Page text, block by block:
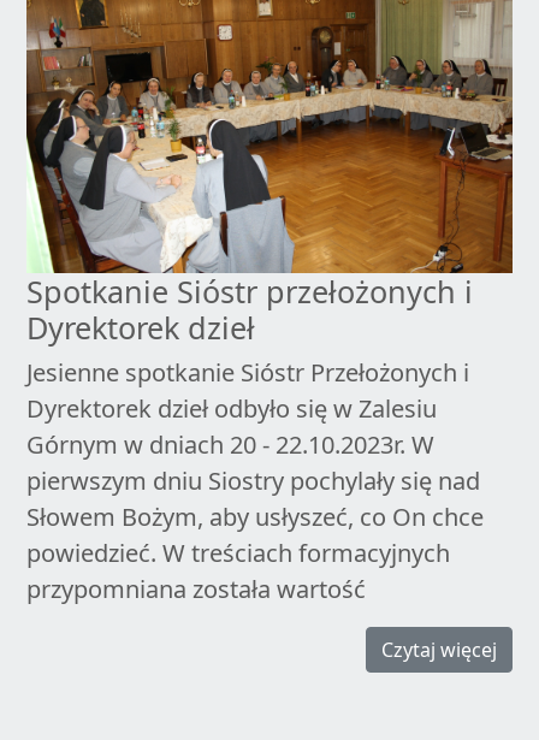
Spotkanie Sióstr przełożonych i
Dyrektorek dzieł
Jesienne spotkanie Sióstr Przełożonych i
Dyrektorek dzieł odbyło się w Zalesiu
Górnym w dniach 20 - 22.10.2023r. W
pierwszym dniu Siostry pochylały się nad
Słowem Bożym, aby usłyszeć, co On chce
powiedzieć. W treściach formacyjnych
przypomniana została wartość
Czytaj więcej